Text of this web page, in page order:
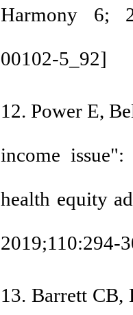
Harmony 6;
00102-5_92]
12. Power E,
income
health equity
2019;110:294-
13. Barrett CB,